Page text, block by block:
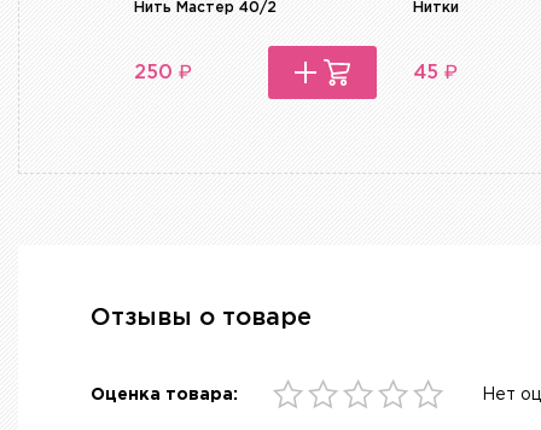
Нить Мастер 40/2
250 ₽
Нитки
45 ₽
Отзывы о товаре
Оценка товара: Нет